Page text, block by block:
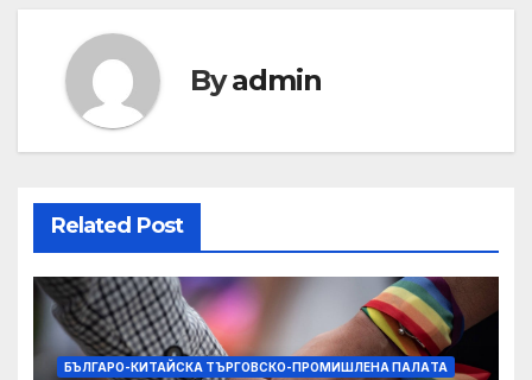
Byadmin
Related Post
БЪЛГАРО-КИТАЙСКА ТЪРГОВСКО-ПРОМИШЛЕНА ПАЛAТА